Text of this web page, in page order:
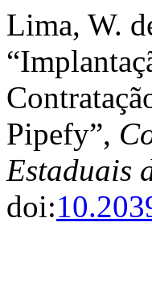
Lima, W.
Pipefy”,
Estaduais
doi: